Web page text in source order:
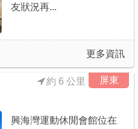
友狀況再...
更多資訊
屏東
約 6 公里
興海灣運動休閒會館位在